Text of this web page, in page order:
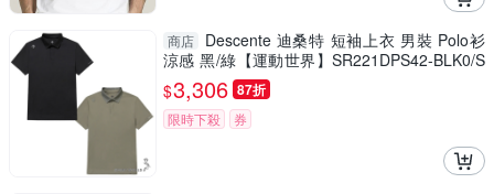
商店
Descente 迪桑特 短袖上衣 男裝 Polo衫
涼感 黑/綠【運動世界】SR221DPS42-BLK0/S
R221DPS42-KHAK
$3,306 87折
限時下殺 券